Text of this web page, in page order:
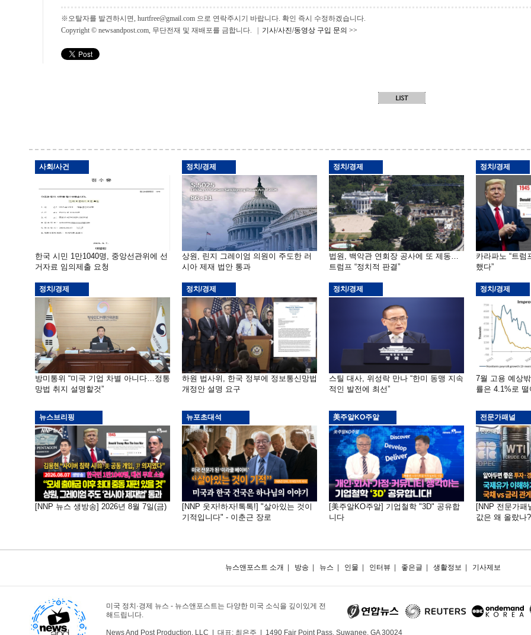
※오탈자를 발견하시면, hurtfree@gmail.com 으로 연락주시기 바랍니다. 확인 즉시 수정하겠습니다.
Copyright © newsandpost.com, 무단전재 및 재배포를 금합니다. | 기사/사진/동영상 구입 문의 >>
사회/사건
한국 시민 1만1040명, 중앙선관위에 선
거자료 임의제출 요청
정치/경제
상원, 린지 그레이엄 의원이 주도한 러
시아 제재 법안 통과
정치/경제
법원, 백악관 연회장 공사에 또 제동…
트럼프 “정치적 판결”
정치/경제
카라파노 “트럼
했다”
정치/경제
방미통위 “미국 기업 차별 아니다…정통
망법 취지 설명할것”
정치/경제
하원 법사위, 한국 정부에 정보통신망법
개정안 설명 요구
정치/경제
스틸 대사, 위성락 만나 “한미 동맹 지속
적인 발전에 최선”
정치/경제
7월 고용 예상
률은 4.1%로 떨
뉴스브리핑
[NNP 뉴스 생방송] 2026년 8월 7일(금)
뉴포초대석
[NNP 웃자!하자!톡톡!] "살아있는 것이
기적입니다" - 이춘근 장로
美주알KO주알
[美주알KO주알] 기업철학 "3D" 공유합
니다
전문가패널
[NNP 전문가패
값은 왜 올랐
뉴스앤포스트 소개 방송 뉴스 인물 인터뷰 좋은글 생활정보 기사제보
미국 정치·경제 뉴스 - 뉴스앤포스트는 다양한 미국 소식을 깊이있게 전
해드립니다.
News And Post Production, LLC | 대표: 최은주 | 1490 Fair Point Pass, Suwanee, GA 30024